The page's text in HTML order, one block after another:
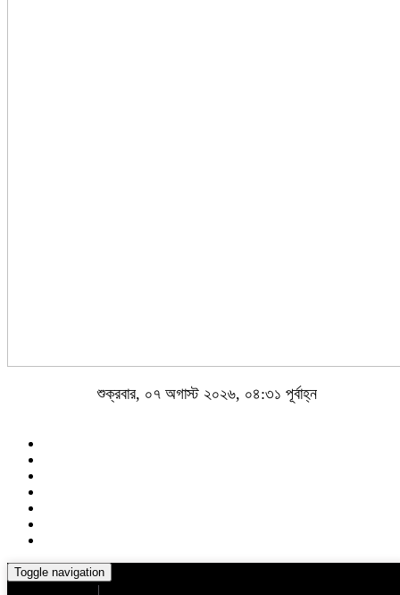
শুক্রবার, ০৭ অগাস্ট ২০২৬, ০৪:৩১ পূর্বাহ্ন
Toggle navigation